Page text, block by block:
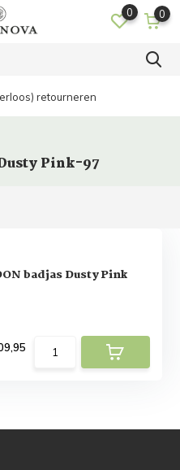
0 0
retourneren
Pink-97
badjas Dusty Pink